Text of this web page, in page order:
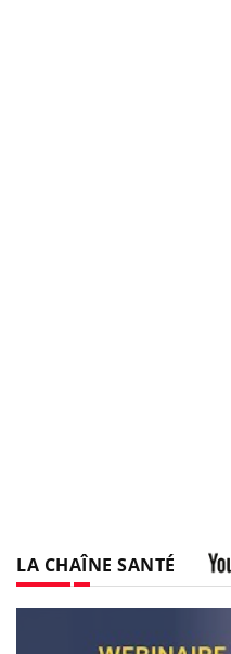
LA CHAÎNE SANTÉ